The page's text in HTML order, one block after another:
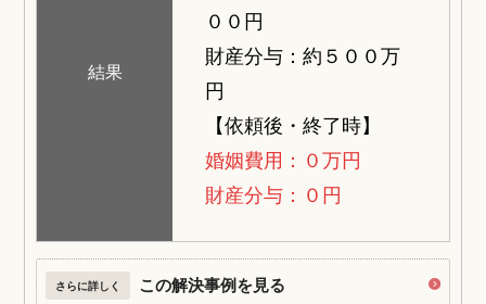
結果
００円
財産分与：約５００万
円
【依頼後・終了時】
婚姻費用：０万円
財産分与：０円
さらに詳しく この解決事例を見る